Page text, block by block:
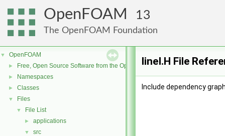
OpenFOAM 13
The OpenFOAM Foundation
▼ OpenFOAM
► Free, Open Source Software from the OpenFOAM Foundation
► Namespaces
► Classes
▼ Files
▼ File List
► applications
▼ src
lineI.H File
Include dependency